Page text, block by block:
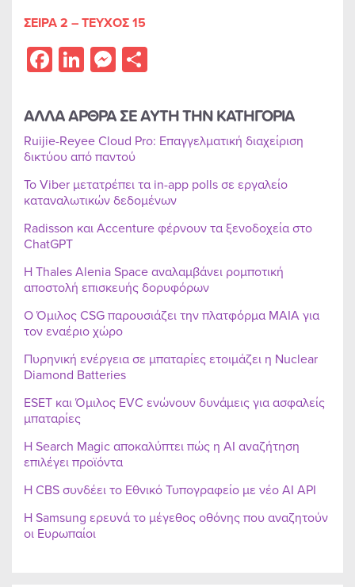
ΣΕΙΡΑ 2 – ΤΕΥΧΟΣ 15
Facebook
LinkedIn
Messenger
ΑΛΛΑ ΑΡΘΡΑ ΣΕ ΑΥΤΗ ΤΗΝ ΚΑΤΗΓΟΡΙΑ
Ruijie-Reyee Cloud Pro: Επαγγελματική διαχείριση
δικτύου από παντού
Το Viber μετατρέπει τα in-app polls σε εργαλείο
καταναλωτικών δεδομένων
Radisson και Accenture φέρνουν τα ξενοδοχεία στο
ChatGPT
Η Thales Alenia Space αναλαμβάνει ρομποτική
αποστολή επισκευής δορυφόρων
Ο Όμιλος CSG παρουσιάζει την πλατφόρμα MAIA για
τον εναέριο χώρο
Πυρηνική ενέργεια σε μπαταρίες ετοιμάζει η Nuclear
Diamond Batteries
ESET και Όμιλος EVC ενώνουν δυνάμεις για ασφαλείς
μπαταρίες
Η Search Magic αποκαλύπτει πώς η AI αναζήτηση
επιλέγει προϊόντα
Η CBS συνδέει το Εθνικό Τυπογραφείο με νέο AI API
Η Samsung ερευνά το μέγεθος οθόνης που αναζητούν
οι Ευρωπαίοι